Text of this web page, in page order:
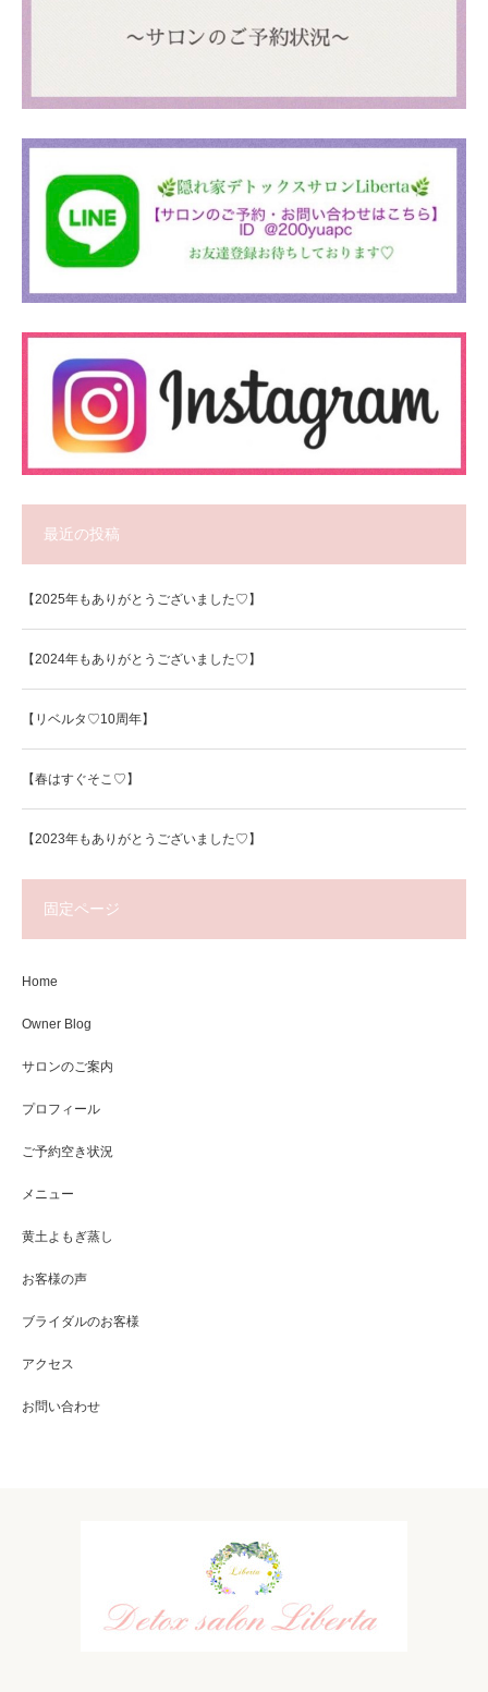
最近の投稿
【2025年もありがとうございました♡】
【2024年もありがとうございました♡】
【リベルタ♡10周年】
【春はすぐそこ♡】
【2023年もありがとうございました♡】
固定ページ
Home
Owner Blog
サロンのご案内
プロフィール
ご予約空き状況
メニュー
黄土よもぎ蒸し
お客様の声
ブライダルのお客様
アクセス
お問い合わせ